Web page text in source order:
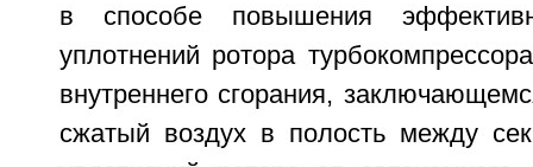
в способе повышения
уплотнений ротора
внутреннего сгорания,
сжатый воздух в полость между